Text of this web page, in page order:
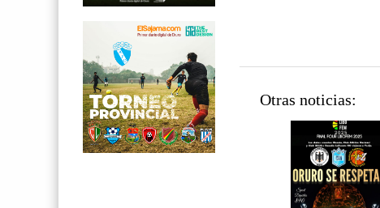
Otras noticias: